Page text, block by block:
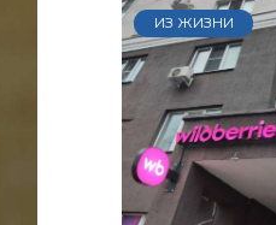
ИЗ ЖИЗНИ